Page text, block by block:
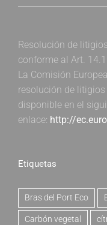
Resolución de
conforme al Art.
La Comisión
resolución de litigios
disponible en el
enlace: http://
Etiquetas
Bras del Port Eco
Carbón vegetal